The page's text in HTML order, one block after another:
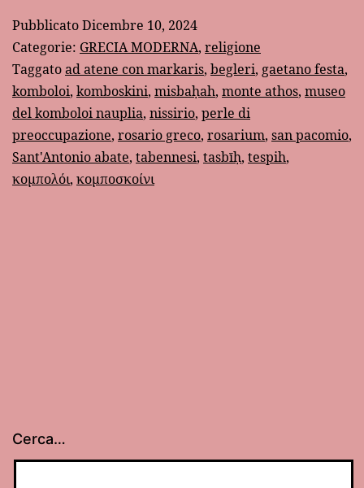
il
rosario
greco
PubblicatoDicembre 10, 2024
Categorie: GRECIA MODERNA, religione
Taggatoad atene con markaris, begleri, gaetano festa,
komboloi, komboskini, misbaḥah, monte athos, museo
del komboloi nauplia, nissirio, perle di
preoccupazione, rosario greco, rosarium, san pacomio,
Sant'Antonio abate, tabennesi, tasbīḥ, tespih,
κομπολόι, κομποσκοίνι
Cerca…